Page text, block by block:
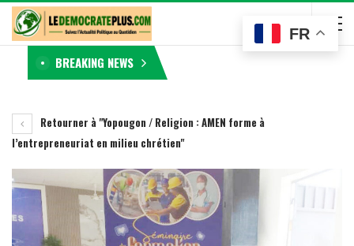
BREAKING NEWS
Retourner à "Yopougon / Religion : AMEN forme à
l’entrepreneuriat en milieu chrétien"
FR